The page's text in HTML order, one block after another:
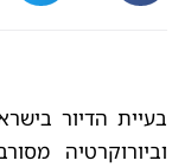
בעיית הדיור
וביורוקרטיה